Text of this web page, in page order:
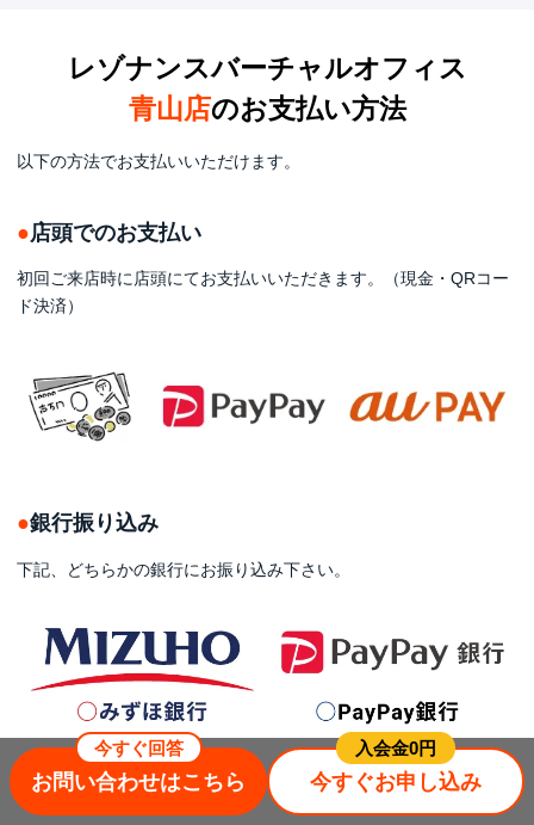
レゾナンスバーチャルオフィス
青山店のお支払い方法
以下の方法でお支払いいただけます。
店頭でのお支払い
初回ご来店時に店頭にてお支払いいただきます。（現金・QRコー
ド決済）
銀行振り込み
下記、どちらかの銀行にお振り込み下さい。
クレジットカード
お問い合わせはこちら
今すぐ回答
今すぐお申し込み
⼊会⾦0円